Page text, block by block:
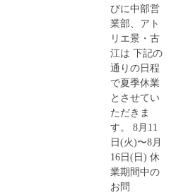
びに中部営
業部、アト
リエ景・古
江は 下記の
通りの日程
で夏季休業
とさせてい
ただきま
す。 8月11
日(火)〜8月
16日(日) 休
業期間中の
お問